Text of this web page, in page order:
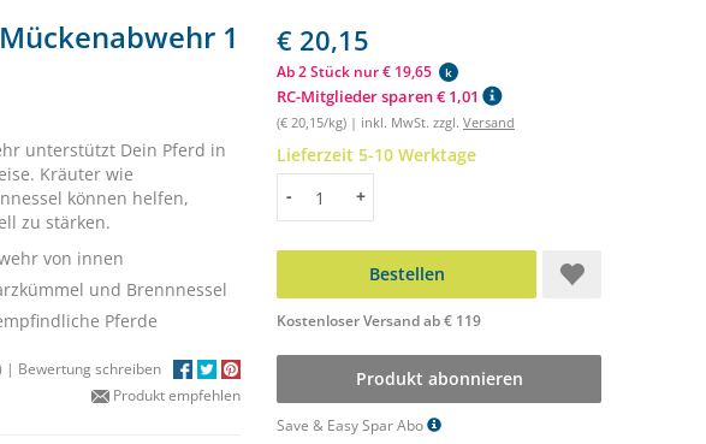
1
unterstützt Dein Pferd in
Kräuter wie
können helfen,
zu stärken.
von innen
und Brennnessel
Pferde
| Bewertung schreiben
Produkt empfehlen
€ 20,15
Ab 2 Stück nur € 19,65 k
RC-Mitglieder sparen € 1,01
(€ 20,15/kg) | inkl. MwSt. zzgl. Versand
Lieferzeit 5-10 Werktage
Menge
- +
Bestellen
Kostenloser Versand ab € 119
Produkt abonnieren
Save & Easy Spar Abo